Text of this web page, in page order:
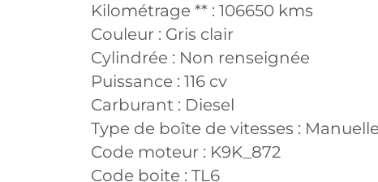
Kilométrage ** : 106650 kms
Couleur : Gris clair
Cylindrée : Non renseignée
Puissance : 116 cv
Carburant : Diesel
Type de boîte de vitesses : Manuelle
Code moteur : K9K_872
Code boite : TL6